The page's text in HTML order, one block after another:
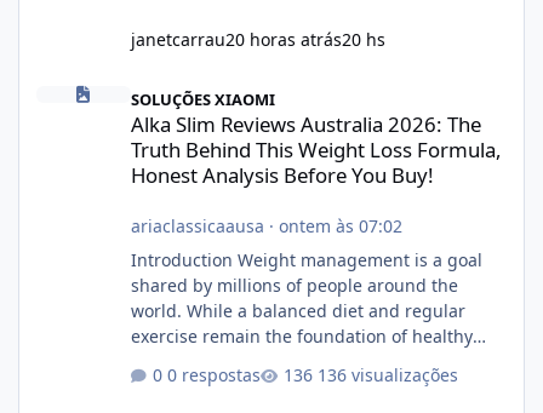
janetcarrau20 horas atrás20 hs
Alka Slim Reviews Australia 2026: The Truth Behind This
SOLUÇÕES XIAOMI
Alka Slim Reviews Australia 2026: The
Truth Behind This Weight Loss Formula,
Honest Analysis Before You Buy!
ariaclassicaausa · ontem às 07:02
Introduction Weight management is a goal
shared by millions of people around the
world. While a balanced diet and regular
exercise remain the foundation of healthy
dietary supplements for additional support.
0 respostas 136 visualizações